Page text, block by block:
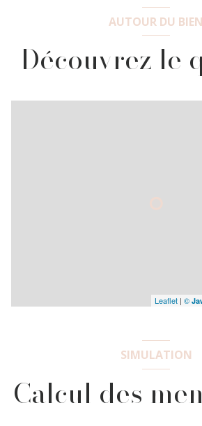
AUTOUR DU BIEN
Découvrez le
Leaflet | ©
SIMULATION
Calcul des